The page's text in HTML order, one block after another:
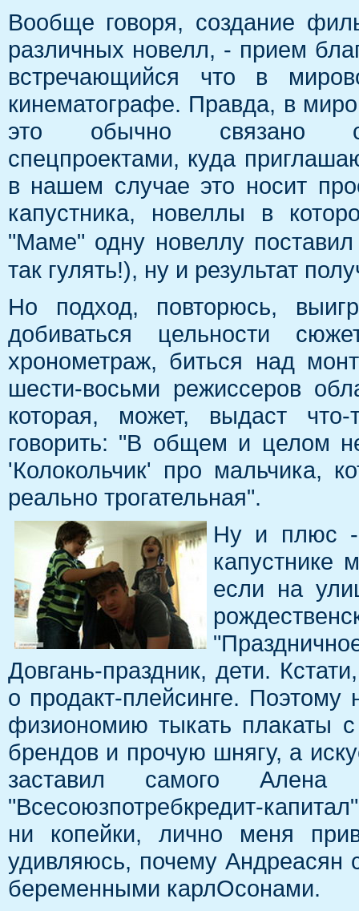
Вообще говоря, создание
различных новелл, - прием
встречающийся что в
кинематографе. Правда, в
это обычно связано с
спецпроектами, куда
в нашем случае это носит
капустника, новеллы в
"Маме" одну новеллу
так гулять!), ну и результат
Но подход, повторюсь,
добиваться цельности
хронометраж, биться над
шести-восьми режиссеров
которая, может, выдаст
говорить: "В общем и целом
'Колокольчик' про мальчика,
реально трогательная".
Ну и плюс -
капустнике
если на
Довгань-праздник, дети.
о продакт-плейсинге.
физиономию тыкать плакаты с
брендов и прочую шнягу, а
заставил самого Алена
"Всесоюзпотребкредит-
ни копейки, лично меня
удивляюсь, почему Андреасян
беременными карлОсонами.